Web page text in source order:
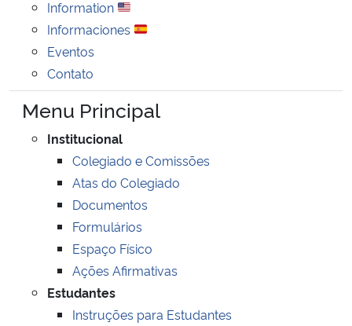
Ministério da Cidadania
Ministério da Saúde
Ministério da Ciência, Tecnologia, Inovações e Comunicações
Ministério do Meio Ambiente
Ministério do Turismo
Information
Informaciones
Eventos
Contato
Menu Principal
Institucional
Colegiado e Comissões
Atas do Colegiado
Documentos
Formulários
Espaço Físico
Ações Afirmativas
Estudantes
Instruções para Estudantes